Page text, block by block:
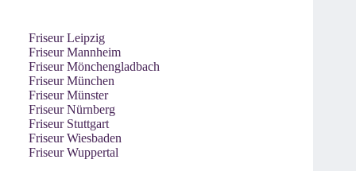
Friseur Leipzig
Friseur Mannheim
Friseur Mönchengladbach
Friseur München
Friseur Münster
Friseur Nürnberg
Friseur Stuttgart
Friseur Wiesbaden
Friseur Wuppertal